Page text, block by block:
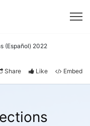
(Español) 2022
Share Like Embed